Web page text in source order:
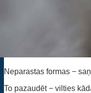
Neparastas formas −
To pazaudēt − vilties